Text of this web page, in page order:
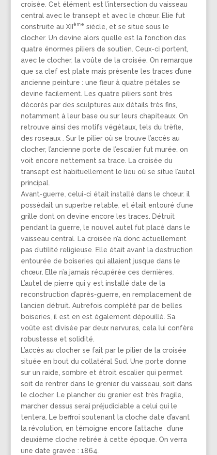
croisée. Cet élément est l’intersection du vaisseau
central avec le transept et avec le chœur. Elie fut
construite au XII
ème siècle, et se situe sous le
clocher. Un devine alors quelle est la fonction des
quatre énormes piliers de soutien. Ceux-ci portent,
avec le clocher, la voûte de la croisée. On remarque
que sa clef est plate mais présente les traces d’une
ancienne peinture : une fleur à quatre pétales se
devine facilement. Les quatre piliers sont très
décorés par des sculptures aux détails très fins,
notamment à leur base ou sur leurs chapiteaux. On
retrouve ainsi des motifs végétaux, tels du trèfle,
des roseaux . Sur le pilier où se trouve l’accès au
clocher, l’ancienne porte de l’escalier fut murée, on
voit encore nettement sa trace. La croisée du
transept est habituellement le lieu où se situe l’autel
principal.
Avant-guerre, celui-ci était installé dans le chœur. il
possédait un superbe retable, et était entouré d’une
grille dont on devine encore les traces. Détruit
pendant la guerre, le nouvel autel fut placé dans le
vaisseau central. La croisée n’a donc actuellement
pas d’utilité religieuse. Elle était avant la destruction
entourée de boiseries qui allaient jusque dans le
chœur. Elle n’a jamais récupérée ces dernières.
L’autel de pierre qui y est installé date de la
reconstruction d’après-guerre, en remplacement de
l’ancien détruit. Autrefois complété par de belles
boiseries, il est en est également dépouillé. Sa
voûte est divisée par deux nervures, cela lui confère
robustesse et solidité.
L’accès au clocher se fait par le pilier de la croisée
située en bout du collatéral Sud. Une porte donne
sur un raide, sombre et étroit escalier qui permet
soit de rentrer dans le grenier du vaisseau, soit dans
le clocher. Le plancher du grenier est très fragile,
marcher dessus serai préjudiciable a celui qui le
tentera. Le beffroi soutenant la cloche date d’avant
la révolution, en témoigne encore l’attache d’une
deuxième cloche retirée à cette époque. On verra
une date gravée : 1864.